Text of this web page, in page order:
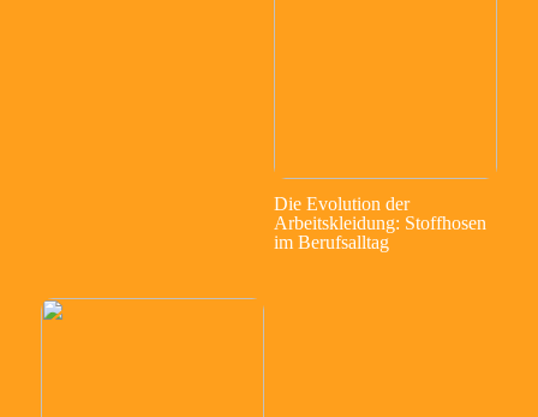
Die Evolution der
Arbeitskleidung: Stoffhosen
im Berufsalltag